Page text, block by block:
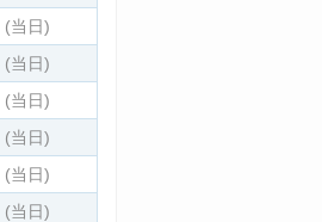
(当日)
(当日)
(当日)
(当日)
(当日)
(当日)